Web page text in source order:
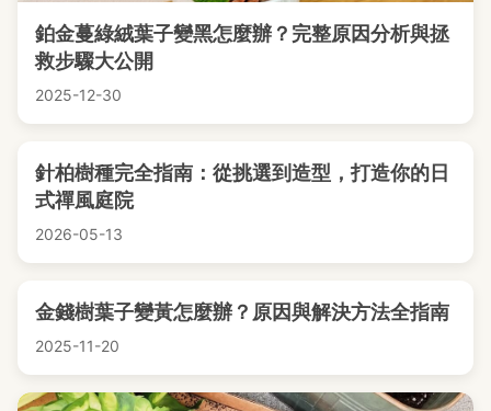
鉑金蔓綠絨葉子變黑怎麼辦？完整原因分析與拯
救步驟大公開
2025-12-30
針柏樹種完全指南：從挑選到造型，打造你的日
式禪風庭院
2026-05-13
金錢樹葉子變黃怎麼辦？原因與解決方法全指南
2025-11-20